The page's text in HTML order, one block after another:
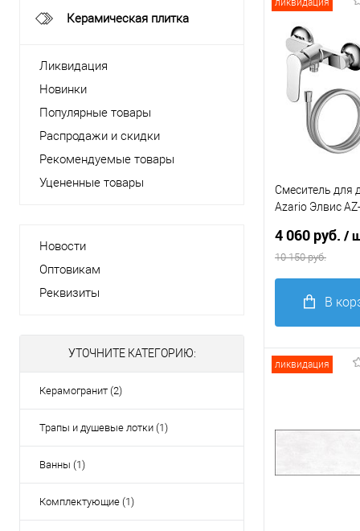
Керамическая плитка
Ликвидация
Новинки
Популярные товары
Распродажи и скидки
Рекомендуемые товары
Уцененные товары
Новости
Оптовикам
Реквизиты
УТОЧНИТЕ КАТЕГОРИЮ:
Керамогранит (2)
Трапы и душевые лотки (1)
Ванны (1)
Комплектующие (1)
ликвидация
Смеситель для
Azario Элвис AZ-
4 060 руб. /
10 150 руб.
В
Купить в 1
клик
ликвидация